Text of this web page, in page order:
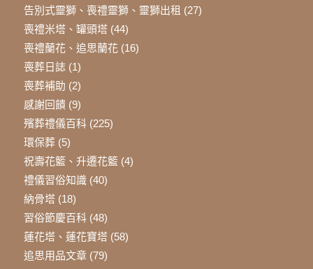
告別式靈獅、喪禮靈獅、靈獅出租 (27)
喪禮米塔、罐頭塔(44)
喪禮蘭花、追思蘭花(16)
喪葬日誌(1)
喪葬補助 (2)
感謝回饋(9)
殯葬禮儀百科(225)
環保葬(5)
祝壽花籃、升遷花籃(4)
禮儀習俗知識(40)
納骨塔(18)
習俗節慶百科(48)
蓮花塔、蓮花寶塔(58)
追思用品文章(79)